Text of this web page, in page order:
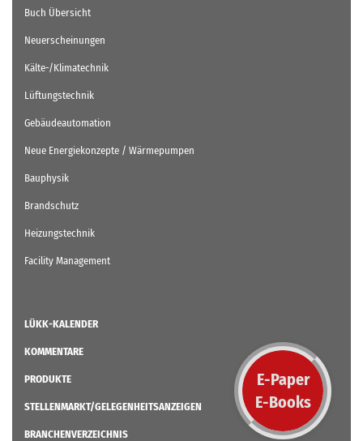
Buch Übersicht
Neuerscheinungen
Kälte-/Klimatechnik
Lüftungstechnik
Gebäudeautomation
Neue Energiekonzepte / Wärmepumpen
Bauphysik
Brandschutz
Heizungstechnik
Facility Management
LÜKK-KALENDER
KOMMENTARE
PRODUKTE
STELLENMARKT/GELEGENHEITSANZEIGEN
BRANCHENVERZEICHNIS
E-Paper
E-Books